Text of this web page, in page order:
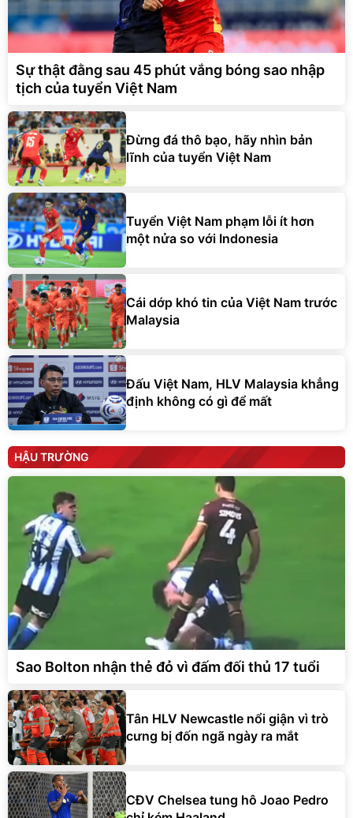
Sự thật đằng sau 45 phút vắng bóng sao nhập
tịch của tuyển Việt Nam
Đừng đá thô bạo, hãy nhìn bản
lĩnh của tuyển Việt Nam
Tuyển Việt Nam phạm lỗi ít hơn
một nửa so với Indonesia
Cái dớp khó tin của Việt Nam trước
Malaysia
Đấu Việt Nam, HLV Malaysia khẳng
định không có gì để mất
HẬU TRƯỜNG
Sao Bolton nhận thẻ đỏ vì đấm đối thủ 17 tuổi
Tân HLV Newcastle nổi giận vì trò
cưng bị đốn ngã ngày ra mắt
CĐV Chelsea tung hô Joao Pedro